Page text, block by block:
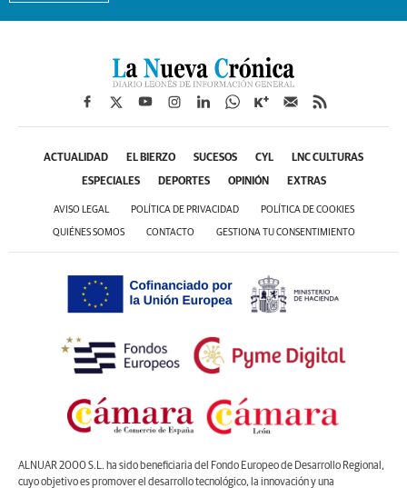
ACTUALIDAD EL BIERZO SUCESOS CYL LNC CULTURAS
ESPECIALES DEPORTES OPINIÓN EXTRAS
AVISO LEGAL POLÍTICA DE PRIVACIDAD POLÍTICA DE COOKIES
QUIÉNES SOMOS CONTACTO GESTIONA TU CONSENTIMIENTO
ALNUAR 2000 S.L. ha sido beneficiaria del Fondo Europeo de Desarrollo Regional,
cuyo objetivo es promover el desarrollo tecnológico, la innovación y una